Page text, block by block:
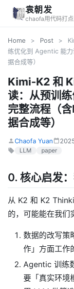
袁朝发
chaofa用代码打
Home > Post >
练优化到 Agentic 能
据合成等）
Kimi-K2 和
读：从预训
完整流程（
据合成等）
Chaofa Yuan
LLM
paper
0. 核心启发
从 K2 和 K2
的，可能能在我们
数据的改写策
作」方面工作
Agentic 训练
要「真实环境